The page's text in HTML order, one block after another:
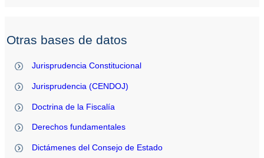
Otras bases de datos
Jurisprudencia Constitucional
Jurisprudencia (CENDOJ)
Doctrina de la Fiscalía
Derechos fundamentales
Dictámenes del Consejo de Estado